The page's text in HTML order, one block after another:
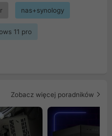
nas+synology
11 pro
Zobacz więcej poradników